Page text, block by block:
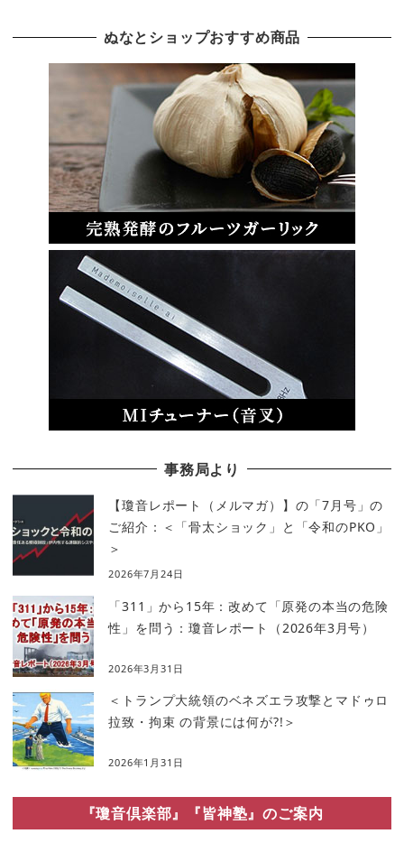
ぬなとショップおすすめ商品
事務局より
【瓊音レポート（メルマガ）】の「7月号」の
ご紹介：＜「骨太ショック」と「令和のPKO」
＞
2026年7月24日
「311」から15年：改めて「原発の本当の危険
性」を問う：瓊音レポート（2026年3月号）
2026年3月31日
＜トランプ大統領のベネズエラ攻撃とマドゥロ
拉致・拘束 の背景には何が?!＞
2026年1月31日
『瓊音倶楽部』『皆神塾』のご案内